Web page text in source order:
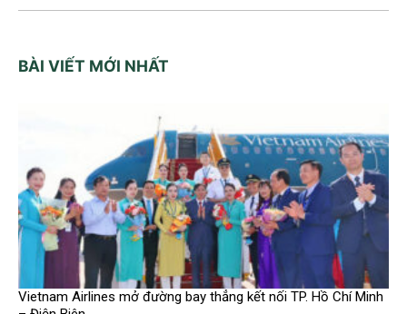
BÀI VIẾT MỚI NHẤT
Vietnam Airlines mở đường bay thẳng kết nối TP. Hồ Chí Minh